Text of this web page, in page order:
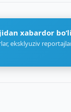
xabardor
eksklyuziv